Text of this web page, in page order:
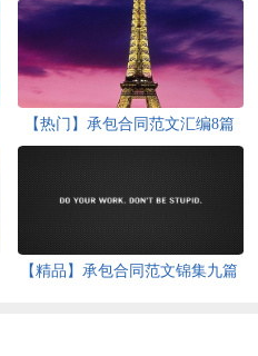
【热门】承包合同范文汇编8篇
【精品】承包合同范文锦集九篇